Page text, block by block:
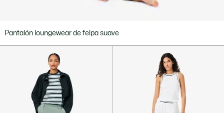
Pantalón loungewear de felpa suave